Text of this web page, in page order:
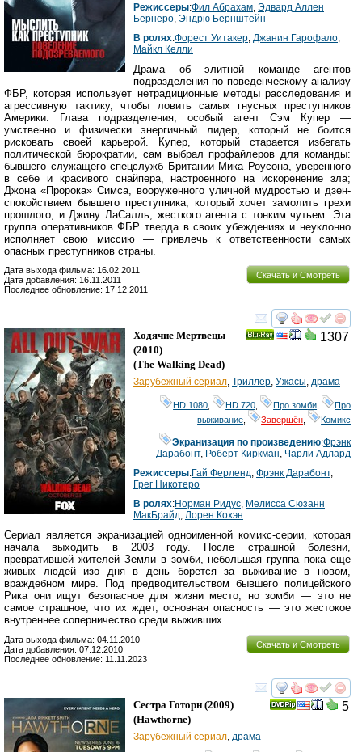
Режиссеры:Фил Абрахам Эдвард Аллен
Бернеро Эндрю Бернштейн
В ролях:Форест Уитакер Джанин Гарофало
Майкл Келли
Драма об элитной команде агентов
подразделения по поведенческому анализу
ФБР, которая использует нетрадиционные методы расследования и
агрессивную тактику, чтобы ловить самых гнусных преступников
Америки. Глава подразделения, особый агент Сэм Купер —
умственно и физически энергичный лидер, который не боится
рисковать своей карьерой. Купер, который старается избегать
политической бюрократии, сам выбрал профайлеров для команды:
бывшего служащего спецслужб Британии Мика Роусона, уверенного
в себе и красивого снайпера, настроенного на искоренение зла;
Джона «Пророка» Симса, вооруженного уличной мудростью и дзен-
спокойствием бывшего преступника, который хочет замолить грехи
прошлого; и Джину ЛаСалль, жесткого агента с тонким чутьем. Эта
группа оперативников ФБР тверда в своих убеждениях и неуклонно
исполняет свою миссию — привлечь к ответственности самых
опасных преступников страны.
Скачать и Смотреть
Дата выхода фильма: 16.02.2011
Дата добавления: 16.11.2011
Последнее обновление: 17.12.2011
смотреть
1307
Ходячие Мертвецы
(2010)
(The Walking Dead)
Зарубежный сериал, Триллер, Ужасы, драма
HD 1080 HD 720 Про зомби
Про
выживание
Завершён Комикс
Экранизация по произведению:Фрэнк
Дарабонт, Роберт Киркман, Чарли Адлард
Режиссеры:Гай Ферленд, Фрэнк Дарабонт,
Грег Никотеро
В ролях:Норман Ридус, Мелисса Сюзанн
МакБрайд, Лорен Кохэн
Сериал является экранизацией одноименной комикс-серии, которая
начала выходить в 2003 году. После страшной болезни,
превратившей жителей Земли в зомби, небольшая группа пока еще
живых людей изо дня в день борется за выживание в новом,
враждебном мире. Под предводительством бывшего полицейского
Рика они ищут безопасное для жизни место, но зомби — это не
самое страшное, что их ждет, основная опасность — это жестокое
внутреннее соперничество среди выживших.
Скачать и Смотреть
Дата выхода фильма: 04.11.2010
Дата добавления: 07.12.2010
Последнее обновление: 11.11.2023
смотреть
5
Сестра Готорн (2009)
(Hawthorne)
Зарубежный сериал, драма